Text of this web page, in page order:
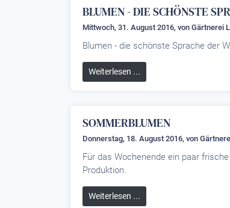
BLUMEN - DIE SCHÖNSTE
Mittwoch, 31. August 2016, von Gärtnerei
Blumen - die schönste Sprache der
Weiterlesen ...
SOMMERBLUMEN
Donnerstag, 18. August 2016, von
Für das Wochenende ein paar
Produktion.
Weiterlesen ...